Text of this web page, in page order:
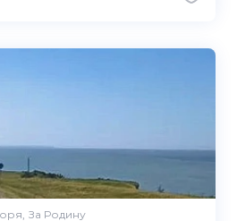
За Родину